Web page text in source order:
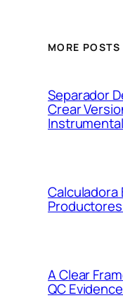
MORE POSTS
Separador
Crear
Calculadora
Productores
A Clear
QC